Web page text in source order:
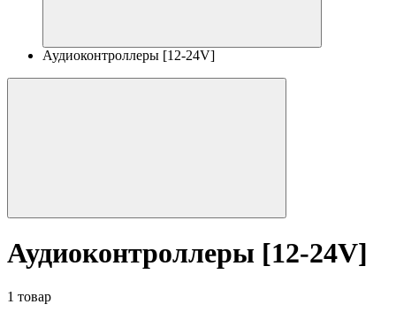
Аудиоконтроллеры [12-24V]
Аудиоконтроллеры [12-24V]
1 товар